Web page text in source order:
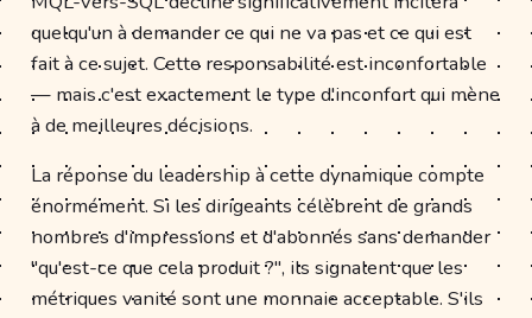
quelqu'un à demander ce qui ne va pas et ce qui est
fait à ce sujet. Cette responsabilité est inconfortable
— mais c'est exactement le type d'inconfort qui mène
à de meilleures décisions.
La réponse du leadership à cette dynamique compte
énormément. Si les dirigeants célèbrent de grands
nombres d'impressions et d'abonnés sans demander
"qu'est-ce que cela produit ?", ils signalent que les
métriques vanité sont une monnaie acceptable. S'ils